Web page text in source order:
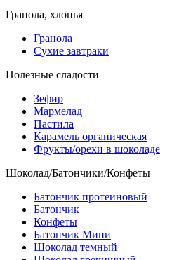
Гранола, хлопья
Гранола
Сухие завтраки
Полезные сладости
Зефир
Мармелад
Пастила
Карамель органическая
Фрукты/орехи в шоколаде
Шоколад/Батончики/Конфеты
Батончик протеиновый
Батончик
Конфеты
Батончик Мини
Шоколад темный